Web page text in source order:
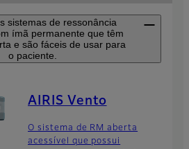
sistemas de ressonância
ímã permanente que têm
e são fáceis de usar para
o paciente.
AIRIS Vento
O sistema de RM aberta
acessível que possui